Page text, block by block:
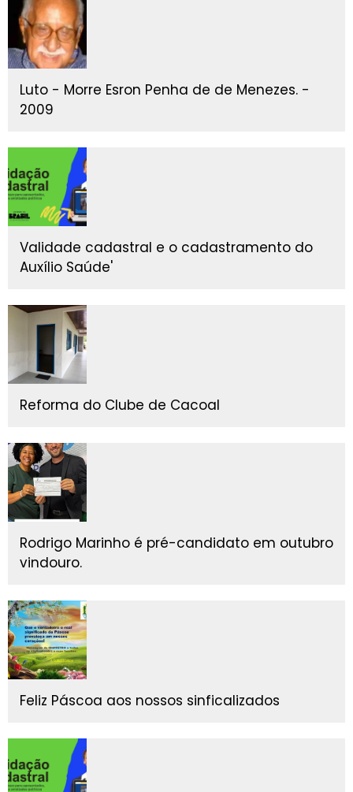
Luto - Morre Esron Penha de de Menezes. -
2009
Validade cadastral e o cadastramento do
Auxílio Saúde'
Reforma do Clube de Cacoal
Rodrigo Marinho é pré-candidato em outubro
vindouro.
Feliz Páscoa aos nossos sinficalizados